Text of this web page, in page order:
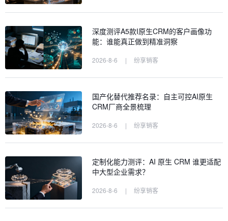
深度测评A5款I原生CRM的客户画像功
能：谁能真正做到精准洞察
2026-8-6 | 纷享销客
国产化替代推荐名录：自主可控AI原生
CRM厂商全景梳理
2026-8-6 | 纷享销客
定制化能力测评：AI 原生 CRM 谁更适配
中大型企业需求？
2026-8-6 | 纷享销客